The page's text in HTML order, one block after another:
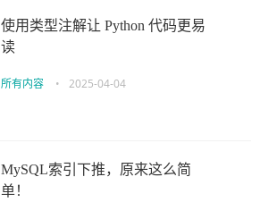
使用类型注解让 Python 代码更易
读
所有内容 • 2025-04-04
MySQL索引下推，原来这么简
单！